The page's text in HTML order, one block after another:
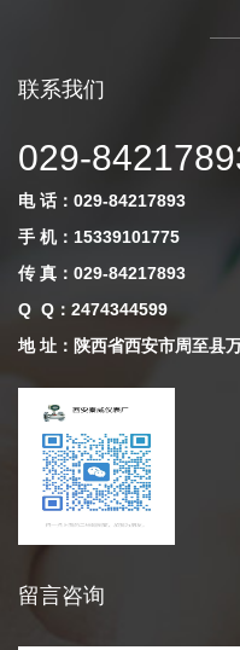
联系我们
029-
电 话：029-84217893
手 机：15339101775
传 真：029-84217893
Q Q ： 2474344599
地 址：陕西省西安市周至县
留言咨询